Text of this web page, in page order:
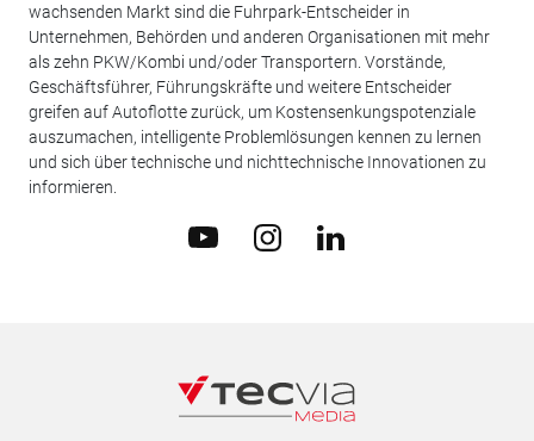
wachsenden Markt sind die Fuhrpark-Entscheider in
Unternehmen, Behörden und anderen Organisationen mit mehr
als zehn PKW/Kombi und/oder Transportern. Vorstände,
Geschäftsführer, Führungskräfte und weitere Entscheider
greifen auf Autoflotte zurück, um Kostensenkungspotenziale
auszumachen, intelligente Problemlösungen kennen zu lernen
und sich über technische und nichttechnische Innovationen zu
informieren.